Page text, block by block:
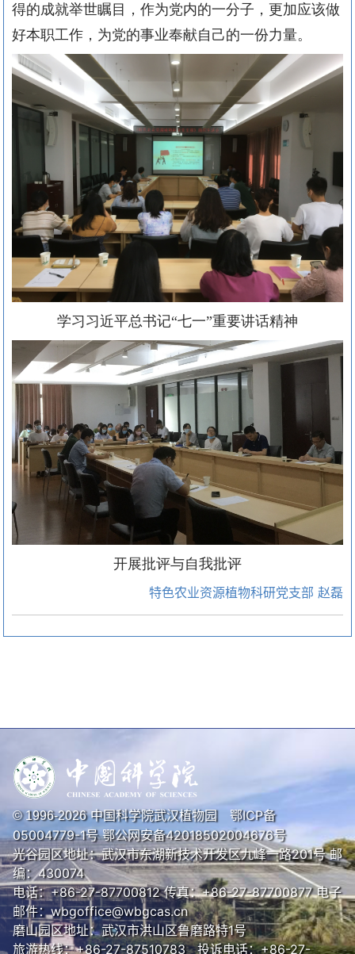
得的成就举世瞩目，作为党内的一分子，更加应该做
好本职工作，为党的事业奉献自己的一份力量。
学习习近平总书记“七一”重要讲话精神
开展批评与自我批评
特色农业资源植物科研党支部 赵磊
© 1996-2026中国科学院武汉植物园 鄂ICP备
05004779-1号鄂公网安备42018502004676号
光谷园区地址：武汉市东湖新技术开发区九峰一路201号 邮
编：430074
电话：+86-27-87700812 传真：+86-27-87700877 电子
邮件：wbgoffice@wbgcas.cn
磨山园区地址：武汉市洪山区鲁磨路特1号
旅游热线：+86-27-87510783 投诉电话：+86-27-